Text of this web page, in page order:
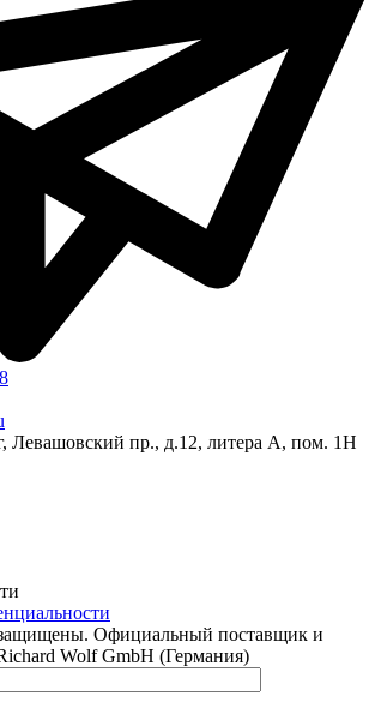
Левашовский пр., д.12, литера А, пом. 1Н
Официальный поставщик и
Wolf GmbH (Германия)